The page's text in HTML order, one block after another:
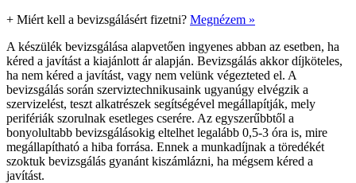
+ Miért kell a bevizsgálásért fizetni? Megnézem »
A készülék bevizsgálása alapvetően ingyenes abban az esetben, ha
kéred a javítást a kiajánlott ár alapján. Bevizsgálás akkor díjköteles,
ha nem kéred a javítást, vagy nem velünk végezteted el. A
bevizsgálás során szerviztechnikusaink ugyanúgy elvégzik a
szervizelést, teszt alkatrészek segítségével megállapítják, mely
perifériák szorulnak esetleges cserére. Az egyszerűbbtől a
bonyolultabb bevizsgálásokig eltelhet legalább 0,5-3 óra is, mire
megállapítható a hiba forrása. Ennek a munkadíjnak a töredékét
szoktuk bevizsgálás gyanánt kiszámlázni, ha mégsem kéred a
javítást.